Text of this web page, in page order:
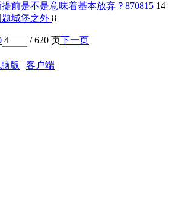
前是不是意味着基本放弃？ 870815 14
城堡之外 8
/ 620 页下一页
版 | 客户端